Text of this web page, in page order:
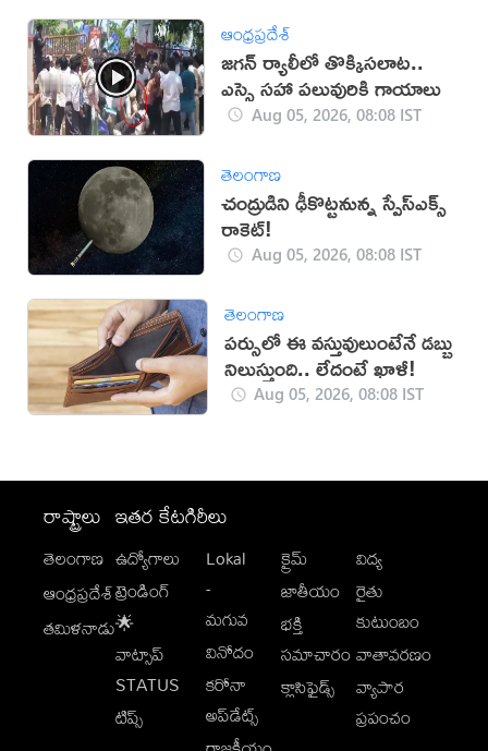
ఆంధ్రప్రదేశ్
జగన్ ర్యాలీలో తొక్కిసలాట..
ఎస్సై సహా పలువురికి గాయాలు
Aug 05, 2026, 08:08 IST
తెలంగాణ
చంద్రుడిని ఢీకొట్టనున్న స్పేస్‌ఎక్స్
రాకెట్!
Aug 05, 2026, 08:08 IST
తెలంగాణ
పర్సులో ఈ వస్తువులుంటేనే డబ్బు
నిలుస్తుంది.. లేదంటే ఖాళీ!
Aug 05, 2026, 08:08 IST
రాష్ట్రాలు
తెలంగాణ
ఆంధ్రప్రదేశ్
తమిళనాడు
ఇతర కేటగిరీలు
ఉద్యోగాలు
ట్రెండింగ్
🌟
వాట్సాప్
STATUS
టిప్స్
Lokal
-
మగువ
వినోదం
కరోనా
అప్‌డేట్స్
క్రైమ్
జాతీయం
భక్తి
సమాచారం
క్లాసిఫైడ్స్
విద్య
రైతు
కుటుంబం
వాతావరణం
వ్యాపార
ప్రపంచం